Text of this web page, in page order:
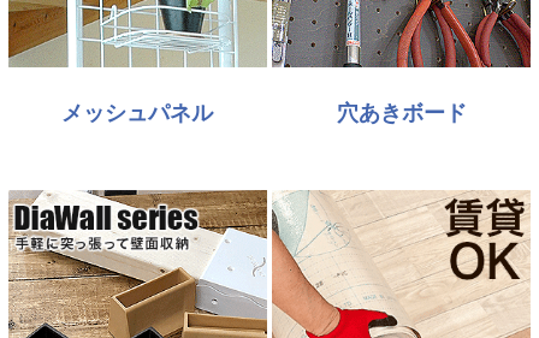
メッシュパネル 穴あきボード